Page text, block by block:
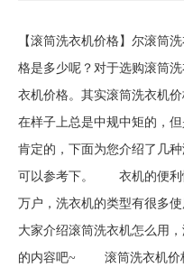
【滚筒洗衣机价格】尔滚筒
格是多少呢？对于选购滚筒
衣机价格。其实滚筒洗衣机
在样子上总是中规中矩的，
肯定的，下面为您介绍了几
可以参考下。 衣机的便利
万户，洗衣机的类型有很多
大家介绍滚筒洗衣机怎么用
的内容吧~ 滚筒洗衣机